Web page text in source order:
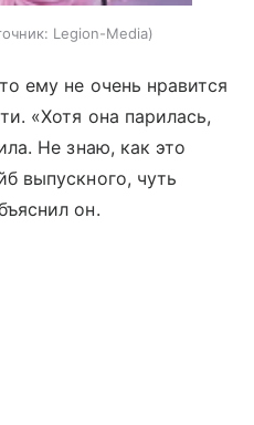
Legion-Media
ему не очень нравится
«Хотя она парилась,
Не знаю, как это
выпускного, чуть
он.